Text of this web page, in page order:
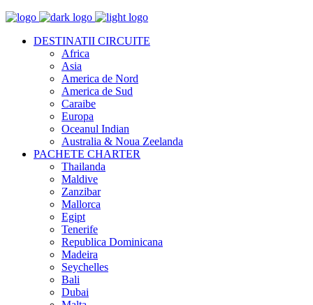
DESTINATII CIRCUITE
Africa
Asia
America de Nord
America de Sud
Caraibe
Europa
Oceanul Indian
Australia & Noua Zeelanda
PACHETE CHARTER
Thailanda
Maldive
Zanzibar
Mallorca
Egipt
Tenerife
Republica Dominicana
Madeira
Seychelles
Bali
Dubai